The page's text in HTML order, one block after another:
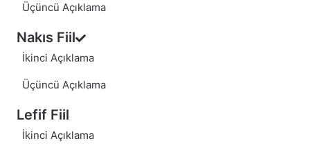
Üçüncü Açıklama
Nakıs Fiil
İkinci Açıklama
Üçüncü Açıklama
Lefif Fiil
İkinci Açıklama